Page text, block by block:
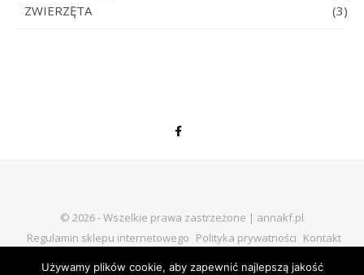
ZWIERZĘTA
(3)
© 2026 - Wszelkie prawa zastrzeżone | annakf.pl
Regulamin sklepu internetowego Polityka prywatności Kontakt
Używamy plików cookie, aby zapewnić najlepszą jakość